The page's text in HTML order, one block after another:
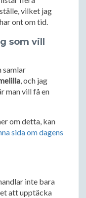
vilket jag
ont om tid.
som vill
samlar
, och jag
man vill få en
om detta, kan
sida om dagens
inte bara
att upptäcka